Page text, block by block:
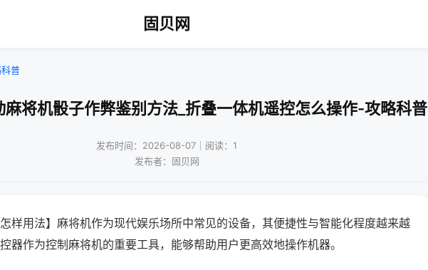
固贝网
普
麻将机骰子作弊鉴别方法_折叠一体机遥控怎么操作-攻略科普
发布时间：2026-08-07｜阅读：1
发布者：固贝网
怎样用法】麻将机作为现代娱乐场所中常见的设备，其便捷性与智能化程度越来越
器作为控制麻将机的重要工具，能够帮助用户更高效地操作机器。